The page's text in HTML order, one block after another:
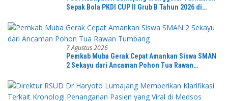
Sepak Bola PKDI CUP II Grub B Tahun 2026 di
7 Agustus 2026
Pemkab Muba Gerak Cepat Amankan Siswa SMAN
2 Sekayu dari Ancaman Pohon Tua Rawan